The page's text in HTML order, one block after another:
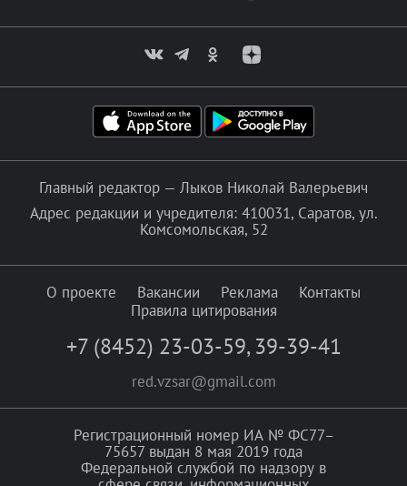
Главный редактор — Лыков Николай Валерьевич
Адрес редакции и учредителя: 410031, Саратов, ул.
Комсомольская, 52
О проекте Вакансии Реклама
Контакты
Правила цитирования
+7 (8452) 23-03-59, 39-39-41
red.vzsar@gmail.com
Регистрационный номер ИА № ФС77–
75657 выдан 8 мая 2019 года
Федеральной службой по надзору в